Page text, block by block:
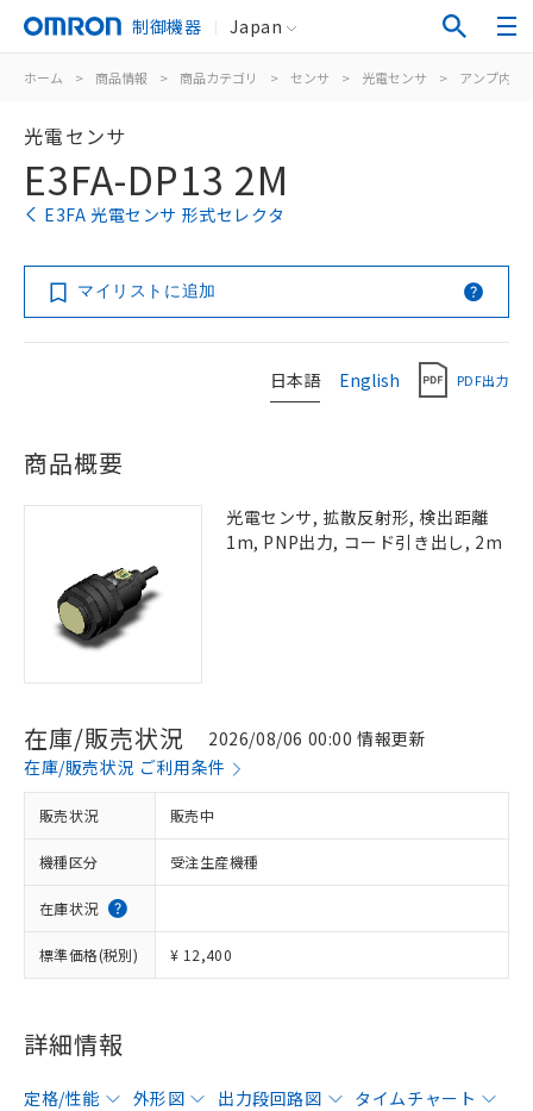
制御機器 Japan
ホーム > 商品情報 > 商品カテゴリ > センサ > 光電センサ > アンプ内蔵
光電センサ
E3FA-DP13 2M
E3FA 光電センサ 形式セレクタ
マイリストに追加
日本語 English PDF出力
商品概要
光電センサ, 拡散反射形, 検出距離
1m, PNP出力, コード引き出し, 2m
在庫/販売状況
2026/08/06 00:00 情報更新
在庫/販売状況 ご利用条件
販売状況 販売中
機種区分 受注生産機種
在庫状況
標準価格(税別) ¥ 12,400
詳細情報
定格/性能 外形図 出力段回路図
タイムチャート